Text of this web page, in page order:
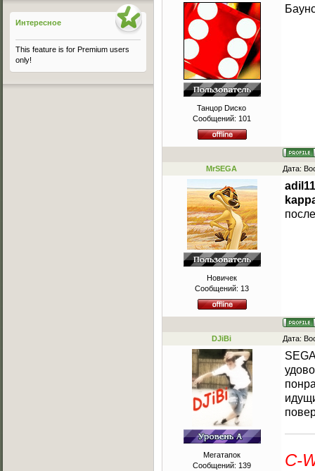
Танцор Dиско
Сообщений: 101
MrSEGA Дата:
Новичек
Сообщений: 13
DJiBi Дата:
Мегатапок
Сообщений: 139 C-
Интересное
This feature is for Premium users
only!